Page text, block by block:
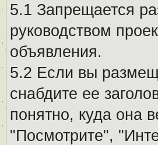
5.1 Запрещается
руководством
объявления.
5.2 Если вы
снабдите ее
понятно, куда она
"Посмотрите",